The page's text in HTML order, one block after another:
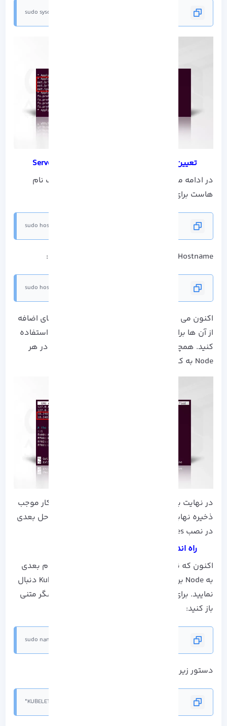
sudo sysctl --system
تعیین نام هاست مخصوص برای هر Server Node
در ادامه مراحل نصب Kubernetes روی اوبونتو یک نام
هاست برای Node اصلی تعیین کنید:
sudo hostnamectl set-hostname master-node
Hostname را برای اولین Worker Node تعیین کنید:
sudo hostnamectl set-hostname worker01
اکنون می توانید در صورت وجود Worker Node های اضافه
از آن ها برای داشتن Hostname های منحصر بفرد استفاده
کنید. همچنین قابلیت ویرایش کردن فایل میزبان در هر
Node به کمک آدرس های IP را خواهید داشت:
در نهایت برنامه را مجدد راه اندازی کنید، زیرا این کار موجب
ذخیره نهایی Hostname خواهد شد. سپس به مراحل بعدی
در نصب Kubernetes روی اوبونتو بروید:
راه اندازی Kubernetes در Master Node
اکنون که نام هاست را تنظیم کرده اید باید در قدم بعدی
به Node بروید و مراحل اولیه سازی را در Kubernetes دنبال
نمایید. برای این کار فایل Kubelet را در یک ویرایشگر متنی
باز کنید:
sudo nano /etc/default/kubelet
دستور زیر را به فایل اضافه کنید و ادامه دهید:
KUBELET_EXTRA_ARGS="--cgroup-driver=cgroupfs"